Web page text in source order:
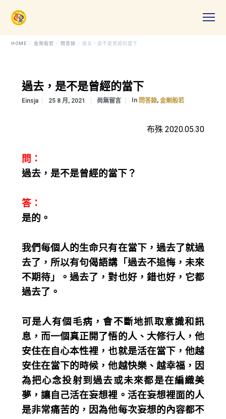
HOME 金剛般若 問答錄 過去，是不是曾經的當下
過去，是不是曾經的當下
Einsja 25 8 月, 2021 尚無留言 In 問答錄, 金剛般若
布殊 2020.05.30
問：
過去，是不是曾經的當下？
答：
是的。
我們每個人的生命只有在當下，過去了就過
去了，所以有句偈語講「過去不追悔，未來
不期待」。過去了，對也好，錯也好，它都
過去了。
可是人有個毛病，會不斷地抓取意識和訊
息，而一個真正開了悟的人、大修行人，他
安住在自心本性裡，也就是活在當下，他越
安住在當下的時候，他越快樂、越幸福，因
為把心念投射到過去或未來都是在編織美
夢，讓自己活在妄想裡。活在妄想裡面的人
是非常痛苦的，因為他每次妄想的內容都不